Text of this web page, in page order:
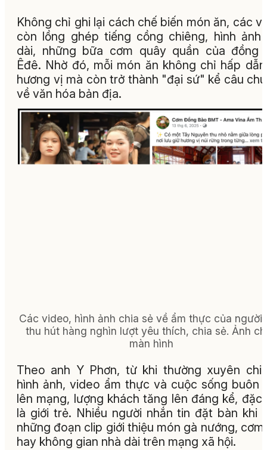
Không chỉ ghi lại cách chế biến món ăn, các
còn lồng ghép tiếng cồng chiêng, hình ảnh
dài, những bữa cơm quây quần của đồng
Êđê. Nhờ đó, mỗi món ăn không chỉ hấp
hương vị mà còn trở thành "đại sứ" kể câu
về văn hóa bản địa.
Các video, hình ảnh chia sẻ về ẩm thực của người
thu hút hàng nghìn lượt yêu thích, chia sẻ. Ảnh
màn hình
Theo anh Y Phơn, từ khi thường xuyên
hình ảnh, video ẩm thực và cuộc sống buôn
lên mạng, lượng khách tăng lên đáng kể, đặc
là giới trẻ. Nhiều người nhắn tin đặt bàn khi
những đoạn clip giới thiệu món gà nướng, cơm
hay không gian nhà dài trên mạng xã hội.